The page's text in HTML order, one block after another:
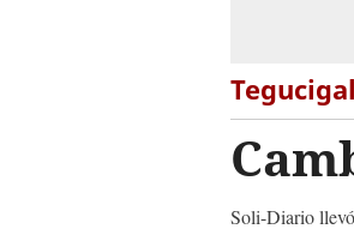
Soli-Diario llevó